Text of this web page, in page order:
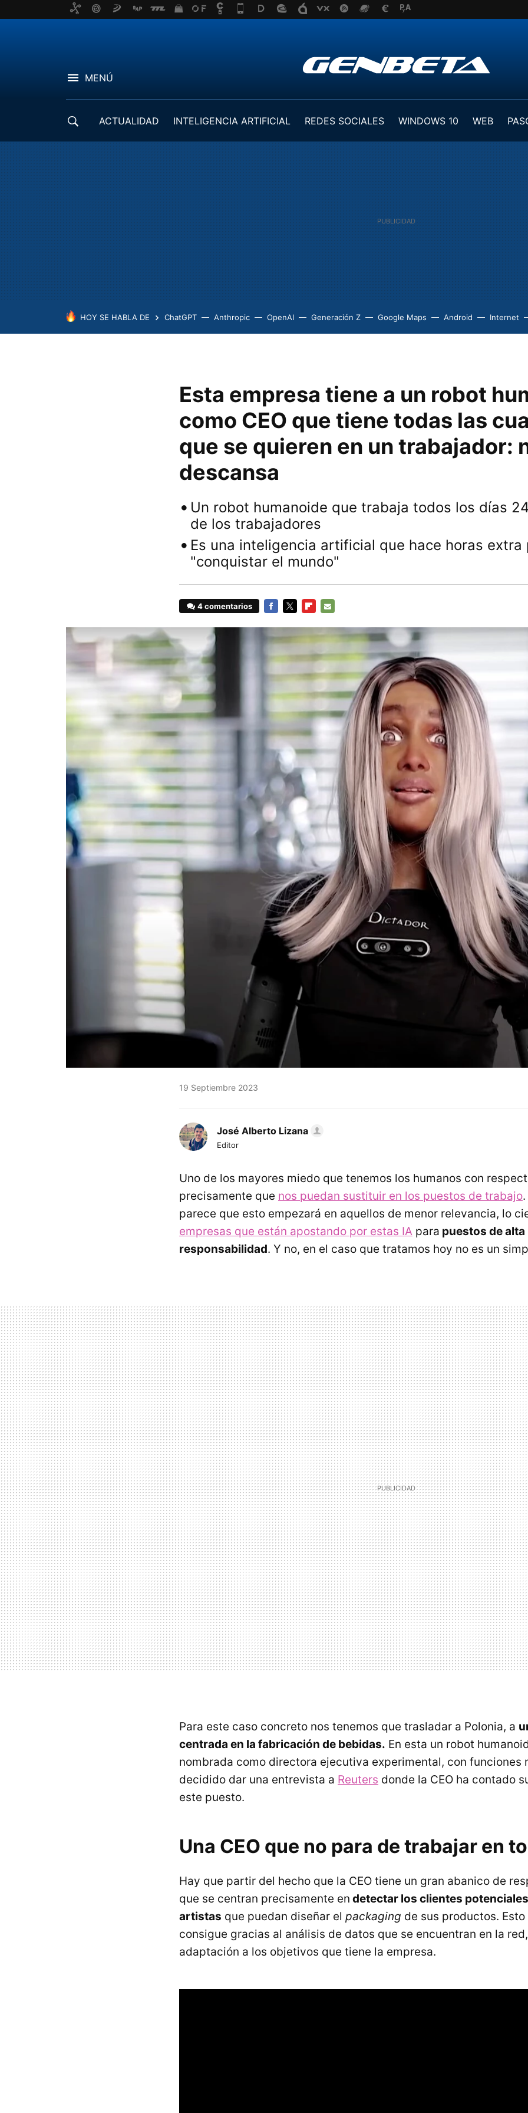
MENÚ
ACTUALIDAD INTELIGENCIA ARTIFICIAL REDES SOCIALES WINDOWS 10 WEB
HOY SE HABLA DE ChatGPT Anthropic OpenAI Generación Z Google Maps Android Internet
Esta empresa tiene a un robot
como CEO que tiene todas las
que se quieren en un trabajador:
descansa
Un robot humanoide que trabaja todos los días
de los trabajadores
Es una inteligencia artificial que hace horas extra
"conquistar el mundo"
4 comentarios
MAIL
19 Septiembre 2023
José Alberto Lizana
Editor
Uno de los mayores miedo que tenemos los humanos con
precisamente que nos puedan sustituir en los puestos de trabajo
parece que esto empezará en aquellos de menor relevancia, lo
empresas que están apostando por estas IA para puestos de alta
responsabilidad. Y no, en el caso que tratamos hoy no es un
Para este caso concreto nos tenemos que trasladar a Polonia, a
centrada en la fabricación de bebidas. En esta un robot
nombrada como directora ejecutiva experimental, con funciones
decidido dar una entrevista a Reuters donde la CEO ha contado
este puesto.
Una CEO que no para de trabajar en
Hay que partir del hecho que la CEO tiene un gran abanico de
que se centran precisamente en detectar los clientes
artistas que puedan diseñar el packaging de sus productos.
consigue gracias al análisis de datos que se encuentran en la
adaptación a los objetivos que tiene la empresa.